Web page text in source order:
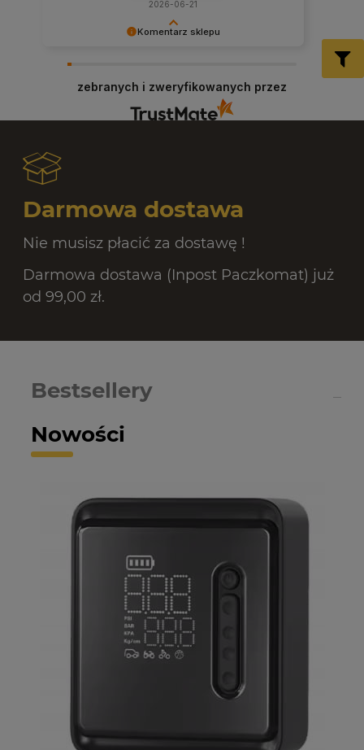
Komentarz sklepu
możemy zapewnić odpowiednią obsługę tak
świetnym klientom. Dziękujemy raz jeszcze!
2026-06-21
zebranych i zweryfikowanych przez
Darmowa dostawa
Nie musisz płacić za dostawę !
Darmowa dostawa (Inpost Paczkomat) już
od 99,00 zł.
Nowości
Bestsellery